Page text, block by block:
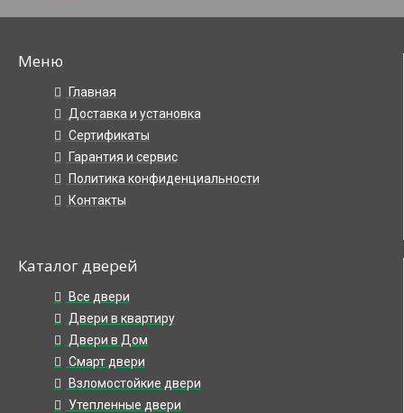
Меню
Главная
Доставка и установка
Сертификаты
Гарантия и сервис
Политика конфиденциальности
Контакты
Каталог дверей
Все двери
Двери в квартиру
Двери в Дом
Смарт двери
Взломостойкие двери
Утепленные двери